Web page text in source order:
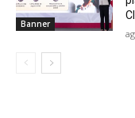
Banner